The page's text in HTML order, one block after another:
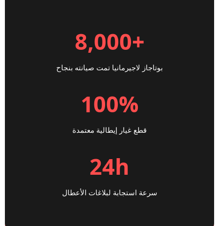
+8,000
بوتاجاز لاجيرمانيا تمت صيانته بنجاح
100%
قطع غيار إيطالية معتمدة
24h
سرعة استجابة لبلاغات الأعطال